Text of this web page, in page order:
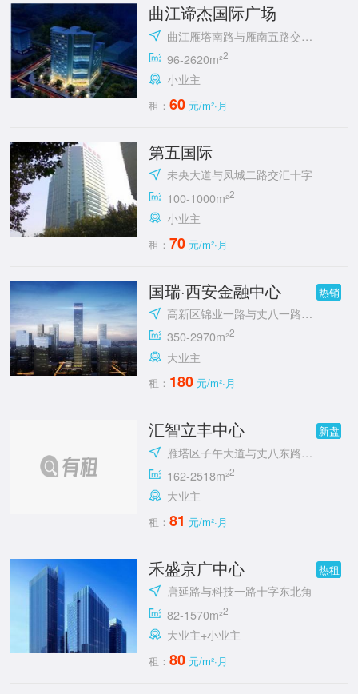
曲江谛杰国际广场
曲江雁塔南路与雁南五路交汇处向西100米路南
96-2620m²2
小业主
租：60 元/m²·月
第五国际
未央大道与凤城二路交汇十字
100-1000m²2
小业主
租：70 元/m²·月
国瑞·西安金融中心 热销
高新区锦业一路与丈八一路交汇处东南角
350-2970m²2
大业主
租： 180 元/m²·月
汇智立丰中心 新盘
雁塔区子午大道与丈八东路十字立丰城
162-2518m²2
大业主
租：81 元/m²·月
禾盛京广中心 热租
唐延路与科技一路十字东北角
82-1570m²2
大业主+小业主
租：80 元/m²·月